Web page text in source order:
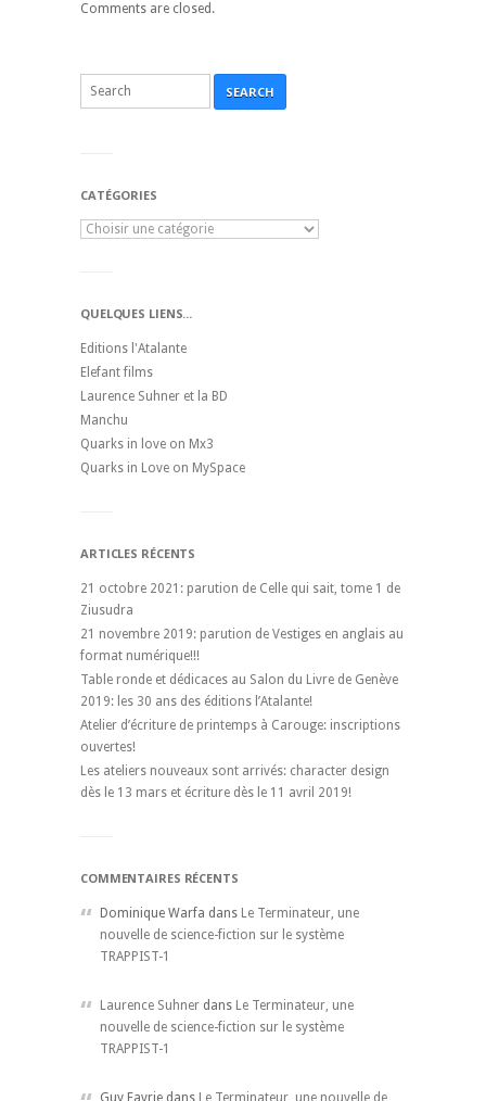
Comments are closed.
SEARCH
CATÉGORIES
QUELQUES LIENS...
Editions l'Atalante
Elefant films
Laurence Suhner et la BD
Manchu
Quarks in love on Mx3
Quarks in Love on MySpace
ARTICLES RÉCENTS
21 octobre 2021: parution de Celle qui sait, tome 1 de
Ziusudra
21 novembre 2019: parution de Vestiges en anglais au
format numérique!!!
Table ronde et dédicaces au Salon du Livre de Genève
2019: les 30 ans des éditions l’Atalante!
Atelier d’écriture de printemps à Carouge: inscriptions
ouvertes!
Les ateliers nouveaux sont arrivés: character design
dès le 13 mars et écriture dès le 11 avril 2019!
COMMENTAIRES RÉCENTS
Dominique Warfa dans Le Terminateur, une
nouvelle de science-fiction sur le système
TRAPPIST-1
Laurence Suhner dans Le Terminateur, une
nouvelle de science-fiction sur le système
TRAPPIST-1
Guy Favrie dans Le Terminateur, une nouvelle de